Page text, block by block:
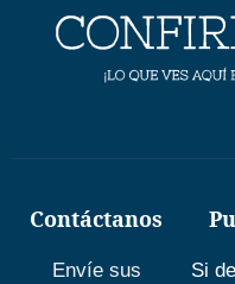
Contáctanos
Envíe sus
Si